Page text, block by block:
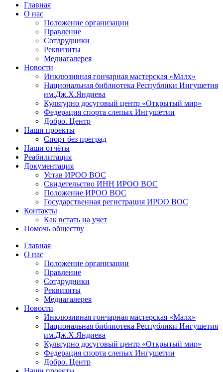
Главная
О нас
Положение организации
Правление
Сотдрудники
Реквизиты
Медиагалерея
Новости
Инклюзивная гончарная мастерская «Малх»
Национальная библиотека Республики Ингушетия
им.Дж.Х.Яндиева
Культурно досуговый центр «Открытый мир»
Федерация спорта слепых Ингушетии
Добро. Центр
Наши проекты
Спорт без преград
Наши отчёты
Реабилитация
Документация
Устав ИРОО ВОС
Свидетельство ИНН ИРОО ВОС
Положение ИРОО ВОС
Государственная регистрация ИРОО ВОС
Контакты
Как встать на учет
Помочь обществу
Главная
О нас
Положение организации
Правление
Сотдрудники
Реквизиты
Медиагалерея
Новости
Инклюзивная гончарная мастерская «Малх»
Национальная библиотека Республики Ингушетия
им.Дж.Х.Яндиева
Культурно досуговый центр «Открытый мир»
Федерация спорта слепых Ингушетии
Добро. Центр